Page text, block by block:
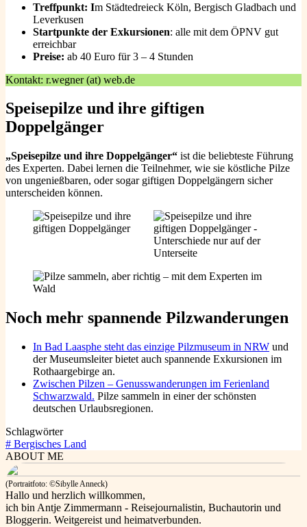
Treffpunkt: Im Städtedreieck Köln, Bergisch Gladbach und
Leverkusen
Startpunkte der Exkursionen: alle mit dem ÖPNV gut
erreichbar
Preise: ab 40 Euro für 3 – 4 Stunden
Kontakt: r.wegner (at) web.de
Speisepilze und ihre giftigen
Doppelgänger
„Speisepilze und ihre Doppelgänger“ ist die beliebteste Führung
des Experten. Dabei lernen die Teilnehmer, wie sie köstliche Pilze
von ungenießbaren, oder sogar giftigen Doppelgängern sicher
unterscheiden können.
Noch mehr spannende Pilzwanderungen
In Bad Laasphe steht das einzige Pilzmuseum in NRW und
der Museumsleiter bietet auch spannende Exkursionen im
Rothaargebirge an.
Zwischen Pilzen – Genusswanderungen im Ferienland
Schwarzwald. Pilze sammeln in einer der schönsten
deutschen Urlaubsregionen.
Schlagwörter
# Bergisches Land
ABOUT ME
(Portraitfoto: ©Sibylle Anneck)
Hallo und herzlich willkommen,
ich bin Antje Zimmermann - Reisejournalistin, Buchautorin und
Bloggerin. Weitgereist und heimatverbunden.